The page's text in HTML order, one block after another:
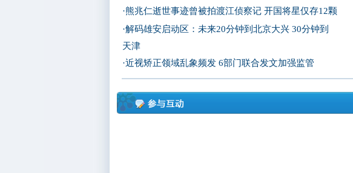
·熊兆仁逝世事迹曾被拍渡江侦察记 开国将星仅存12颗
·解码雄安启动区：未来20分钟到北京大兴 30分钟到
天津
·近视矫正领域乱象频发 6部门联合发文加强监管